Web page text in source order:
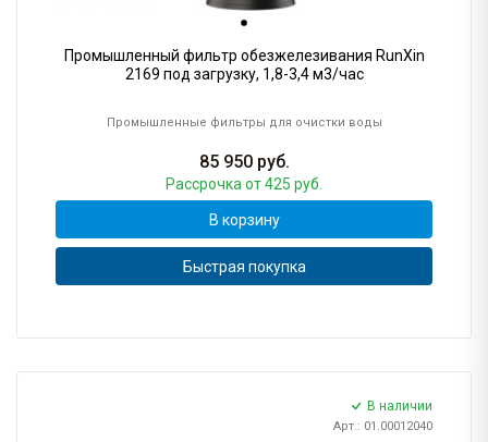
Промышленный фильтр обезжелезивания RunXin
2169 под загрузку, 1,8-3,4 м3/час
Промышленные фильтры для очистки воды
85 950руб.
Рассрочка от 425 руб.
В корзину
Быстрая покупка
В наличии
Арт.: 01.00012040